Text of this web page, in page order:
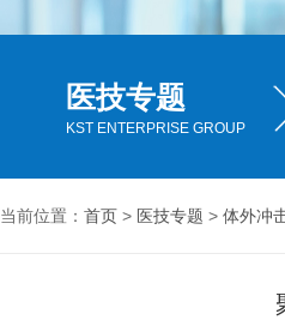
医技专题
KST ENTERPRISE GROUP
当前位置： 首页 > 医技专题 > 体外冲